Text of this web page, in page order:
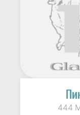
444